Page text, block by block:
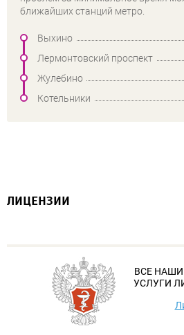
ближайших станций метро.
Выхино
Лермонтовский проспект
Жулебино
Котельники
ЛИЦЕНЗИИ
ВСЕ
УСЛУГИ